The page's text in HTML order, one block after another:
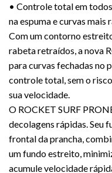
• Controle total em
na espuma e curvas mais
Com um contorno
rabeta retraídos, a nova
para curvas fechadas no
controle total, sem o
sua velocidade.
O ROCKET SURF
decolagens rápidas. Seu
frontal da prancha,
um fundo estreito,
acumule velocidade